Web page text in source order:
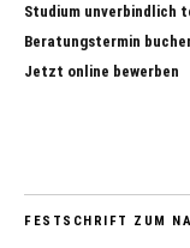
Studium unverbindlich
Beratungstermin
Jetzt online bewerben
FESTSCHRIFT ZUM